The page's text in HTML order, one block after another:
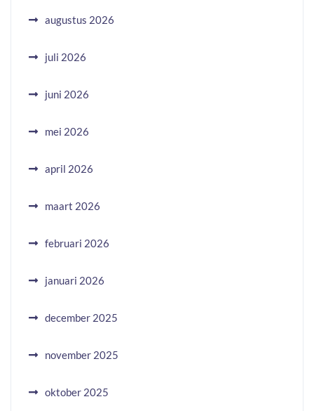
augustus 2026
juli 2026
juni 2026
mei 2026
april 2026
maart 2026
februari 2026
januari 2026
december 2025
november 2025
oktober 2025